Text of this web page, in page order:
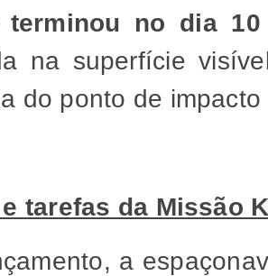
terminou no dia
na superfície
do ponto de
tarefas da Missão
a